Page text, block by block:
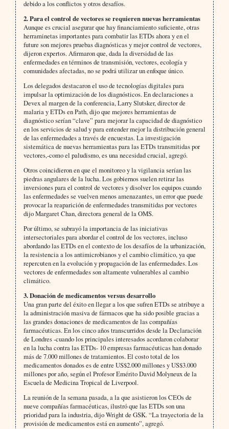
debido a los conflictos y otros desafíos.
2. Para el control de vectores se requieren nuevas herramientas
Aunque es crucial asegurar que hay financiamiento suficiente, otras
herraminetas importantes para combatir las ETDs ahora y en el
future son mejores pruebas diagnósticas y mejor control de vectores,
dijeron expertos. Afirmaron que, dada la diversidad de las
enfermedades en términos de transmisión, vectores, ecología y
comunidades afectadas, no se podrá utilizar un enfoque único.
Los delegados destacaron el uso de tecnologías digitales para
impulsar la optimización de los diagnósticos. En declaraciones a
Devex al margen de la conferencia, Larry Slutsker, director de
malaria y ETDs en Path, dijo que mejores herramientas de
diagnóstico serían “clave” para mejorar la capacidad de diagnóstico
en los servicios de salud y para entender mejor la distribución general
de las enfermedades a través de encuestas. La investigación
sistemática de nuevas herramientas para las ETDs transmitidas por
vectores,-como el paludismo, es una necesidad crucial, agregó.
Otros coincidieron en que el monitoreo y la vigilancia serían las
piedras angulares de la lucha. Los gobiernos suelen retirar las
inversiones para el control de vectores y disolver los equipos cuando
las enfermedades se vuelven menos amenazantes, un error que puede
provocar la reaparición de enfermedades transmitidas por vectores
dijo Margaret Chan, directora general de la OMS.
Por último, se subrayó la importancia de las iniciativas
intersectoriales para abordar el control de los vectores, incluso
abordando las ETDs en el contexto de los desafíos de la urbanización,
la resistencia a los antimicrobianos y el cambio climático, ya que
repercuten en la evolución y propagación de las enfermedades. Los
vectores de enfermedades son altamente vulnerables al cambio
climático.
3. Donación de medicamentos versus desarrollo
Una gran parte del éxito en llegar a los que sufren ETDs se atribuye a
la administración masiva de fármacos que ha sido posible gracias a
las grandes donaciones de medicamentos de las compañías
farmacéuticas. En los cinco años transcurridos desde la Declaración
de Londres -cuando los principales interesados acordaron colaborar
en la lucha contra las ETDs- 10 empresas farmacéuticas han donado
más de 7.000 millones de tratamientos. El costo total de los
medicamentos donados es de entre US$2.000 millones y US$3.000
millones por año, según el Profesor Emérito David Molyneux de la
Escuela de Medicina Tropical de Liverpool.
La reunión de la semana pasada, a la que asistieron los CEOs de
nueve compañías farmacéuticas, ilustró que las ETDs son una
prioridad para la industria, dijo Wright de GSK. “La trayectoria de la
provisión de medicamentos está en aumento”, agregó.